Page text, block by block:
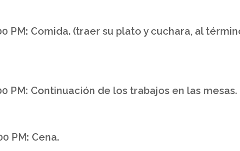
PM: Comida. (traer su plato y cuchara, al
PM: Continuación de los trabajos en las
PM: Cena.